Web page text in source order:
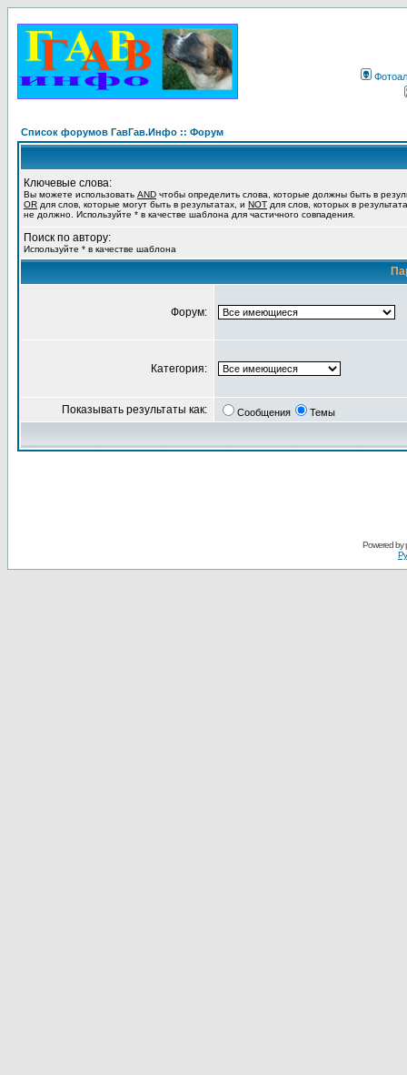
Список форумов ГавГав.Инфо :: Форум
Ключевые слова:
Вы можете использовать AND чтобы определить слова, которые должны быть в
OR для слов, которые могут быть в результатах, и NOT для слов, которых в
не должно. Используйте * в качестве шаблона для частичного совпадения.
Поиск по автору:
Используйте * в качестве шаблона
Форум:
Категория:
Показывать результаты как: Сообщения Темы
Powered by